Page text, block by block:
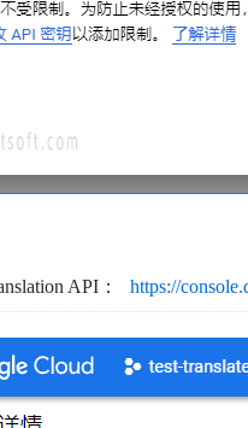
API： https://